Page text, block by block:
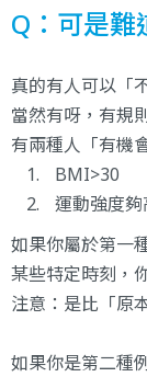
Q：可是難
真的有人可以「
當然有呀，有規
有兩種人「有機
BMI>30
運動強度
如果你屬於第一
某些特定時刻，
注意：是比「原
如果你是第二種